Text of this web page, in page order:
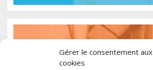
Gérer le consentement aux
cookies